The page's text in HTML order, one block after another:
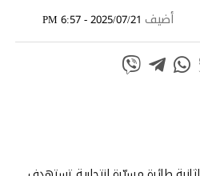
أضيف 2025/07/21 - 6:57 PM